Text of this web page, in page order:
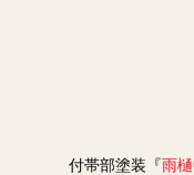
付帯部塗装『雨